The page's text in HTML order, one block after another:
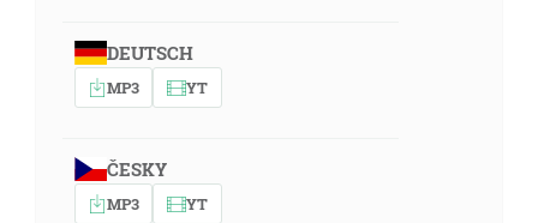
DEUTSCH
MP3 YT
ČESKY
MP3 YT